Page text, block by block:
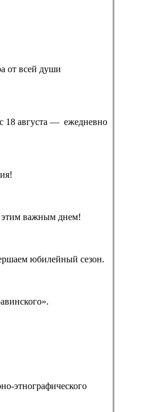
от всей души
с 18 августа — ежедневно
этим важным днем!
юбилейный сезон.
этнографического